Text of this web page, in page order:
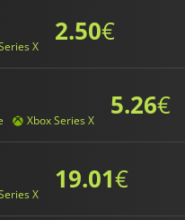
X 2.50€
Xbox Series X 5.26€
X 19.01€